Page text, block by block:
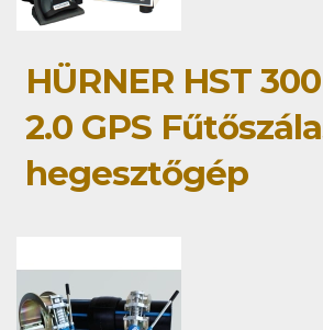
HÜRNER HST
2.0 GPS
hegesztőgép